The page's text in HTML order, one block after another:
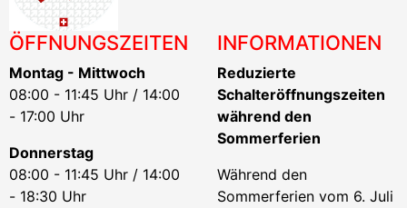
ÖFFNUNGSZEITEN
Montag - Mittwoch
08:00 - 11:45 Uhr / 14:00
- 17:00 Uhr
Donnerstag
08:00 - 11:45 Uhr / 14:00
- 18:30 Uhr
INFORMATIONEN
Reduzierte
Schalteröffnungszeiten
während den
Sommerferien
Während den
Sommerferien vom 6. Juli